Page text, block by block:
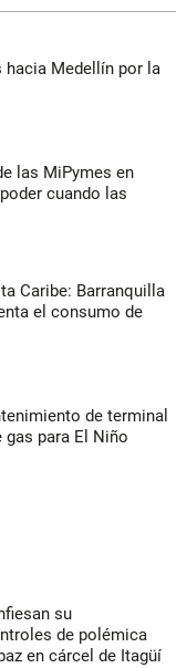
hacia Medellín por la
las MiPymes en
cuando las
Caribe: Barranquilla
el consumo de
de terminal
para El Niño
su
de polémica
en cárcel de Itagüí